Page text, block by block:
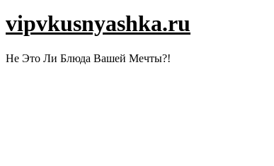
vipvkusnyashka.ru
Не Это Ли Блюда Вашей Мечты?!